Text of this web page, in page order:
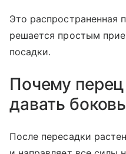
Это распространенная
решается простым
посадки.
Почему перец
давать
После пересадки